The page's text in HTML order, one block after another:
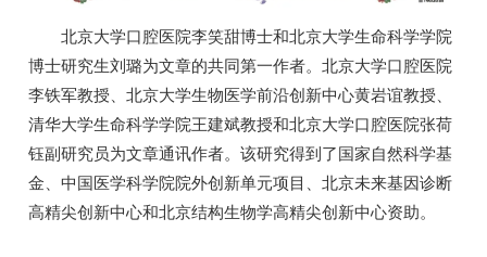
北京大学口腔医院李笑甜博士和北京大学生命科学学院
博士研究生刘璐为文章的共同第一作者。北京大学口腔医院
李铁军教授、北京大学生物医学前沿创新中心黄岩谊教授、
清华大学生命科学学院王建斌教授和北京大学口腔医院张荷
钰副研究员为文章通讯作者。该研究得到了国家自然科学基
金、中国医学科学院院外创新单元项目、北京未来基因诊断
高精尖创新中心和北京结构生物学高精尖创新中心资助。